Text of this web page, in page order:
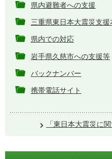
県内避難者への支援
三重県東日本大震災支援
県内での対応
岩手県久慈市への支援等
バックナンバー
携帯電話サイト
「東日本大震災に